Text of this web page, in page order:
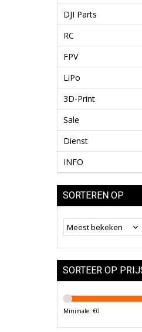
DJI Parts
RC
FPV
LiPo
3D-Print
Sale
Dienst
INFO
SORTEREN OP
SORTEER OP
Minimale: €0